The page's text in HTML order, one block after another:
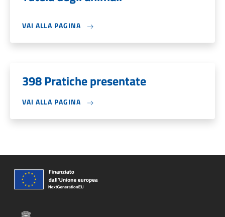
VAI ALLA PAGINA
398 Pratiche presentate
VAI ALLA PAGINA